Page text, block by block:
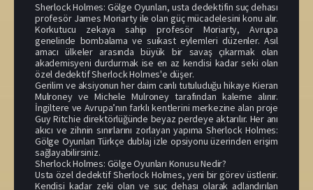
Sherlock Holmes: Gölge Oyunları, usta dedektifin suç dehası
profesör James Moriarty ile olan güç mücadelesini konu alır.
Korkutucu zekaya sahip profesör Moriarty, Avrupa
genelinde bombalama ve suikast eylemleri düzenler. Asıl
amacı ülkeler arasında büyük bir savaş çıkarmak olan
akademisyeni durdurmak ise en az kendisi kadar seki olan
özel dedektif Sherlock Holmes'e düşer.
Gerilim ve aksiyonun her daim canlı tutuluduğu hikaye Kieran
Mulroney ve Michele Mulroney tarafından kaleme alınır.
İngiltere ve Avrupa’nın farklı kentlerini merkezine alan proje
Guy Ritchie direktörlüğünde beyaz perdeye aktarılır. Her anı
akıcı ve zihnin sınırlarını zorlayan yapıma Sherlock Holmes:
Gölge Oyunları Türkçe dublaj izle opsiyonu üzerinden erişim
sağlayabilirsiniz.
Sherlock Holmes: Gölge Oyunları Konusu Nedir?
Usta özel dedektif Sherlock Holmes, yeni bir görev üstlenir.
Kendisi kadar zeki olan ve suç dehası olarak adlandırılan